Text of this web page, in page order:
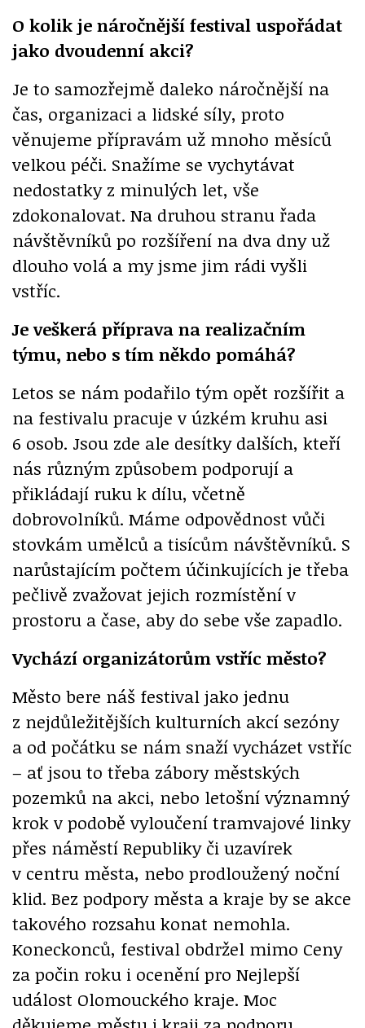
O kolik je náročnější festival uspořádat
jako dvoudenní akci?
Je to samozřejmě daleko náročnější na
čas, organizaci a lidské síly, proto
věnujeme přípravám už mnoho měsíců
velkou péči. Snažíme se vychytávat
nedostatky z minulých let, vše
zdokonalovat. Na druhou stranu řada
návštěvníků po rozšíření na dva dny už
dlouho volá a my jsme jim rádi vyšli
vstříc.
Je veškerá příprava na realizačním
týmu, nebo s tím někdo pomáhá?
Letos se nám podařilo tým opět rozšířit a
na festivalu pracuje v úzkém kruhu asi
6 osob. Jsou zde ale desítky dalších, kteří
nás různým způsobem podporují a
přikládají ruku k dílu, včetně
dobrovolníků. Máme odpovědnost vůči
stovkám umělců a tisícům návštěvníků. S
narůstajícím počtem účinkujících je třeba
pečlivě zvažovat jejich rozmístění v
prostoru a čase, aby do sebe vše zapadlo.
Vychází organizátorům vstříc město?
Město bere náš festival jako jednu
z nejdůležitějších kulturních akcí sezóny
a od počátku se nám snaží vycházet vstříc
– ať jsou to třeba zábory městských
pozemků na akci, nebo letošní významný
krok v podobě vyloučení tramvajové linky
přes náměstí Republiky či uzavírek
v centru města, nebo prodloužený noční
klid. Bez podpory města a kraje by se akce
takového rozsahu konat nemohla.
Koneckonců, festival obdržel mimo Ceny
za počin roku i ocenění pro Nejlepší
událost Olomouckého kraje. Moc